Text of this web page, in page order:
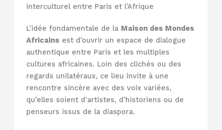
interculturel entre Paris et l’Afrique
L’idée fondamentale de la Maison des Mondes
Africains est d’ouvrir un espace de dialogue
authentique entre Paris et les multiples
cultures africaines. Loin des clichés ou des
regards unilatéraux, ce lieu invite à une
rencontre sincère avec des voix variées,
qu’elles soient d’artistes, d’historiens ou de
penseurs issus de la diaspora.